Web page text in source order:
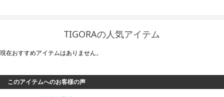
TIGORAの人気アイテム
現在おすすめアイテムはありません。
このアイテムへのお客様の声